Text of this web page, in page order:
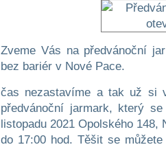
Zveme Vás na předvánoční
bez bariér v Nové Pace.
čas nezastavíme a tak už si
předvánoční jarmark, který
listopadu 2021 Opolského 148,
do 17:00 hod. Těšit se